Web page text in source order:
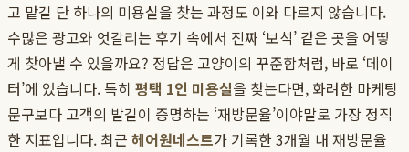
고 맡길 단 하나의 미용실을 찾는 과정도 이와 다르지 않습니다.
수많은 광고와 엇갈리는 후기 속에서 진짜 ‘보석’ 같은 곳을 어떻
게 찾아낼 수 있을까요? 정답은 고양이의 꾸준함처럼, 바로 ‘데이
터’에 있습니다. 특히 평택 1인 미용실을 찾는다면, 화려한 마케팅
문구보다 고객의 발길이 증명하는 ‘재방문율’이야말로 가장 정직
한 지표입니다. 최근 헤어원네스트가 기록한 3개월 내 재방문율